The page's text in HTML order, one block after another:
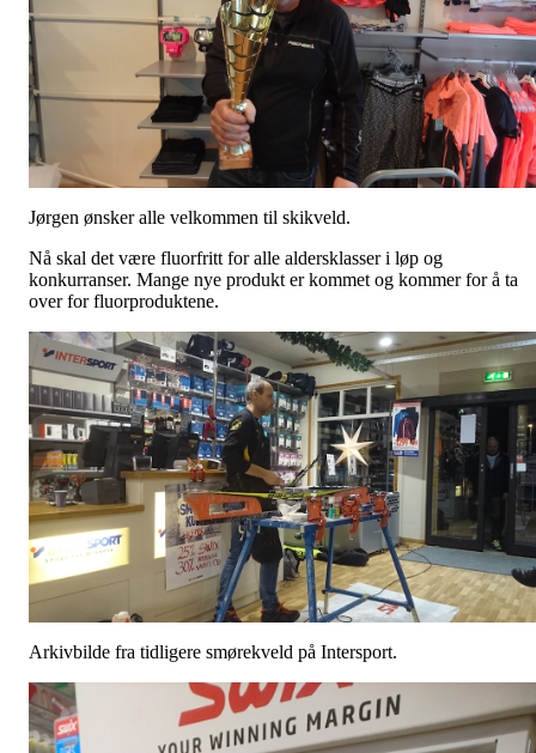
Jørgen ønsker alle velkommen til skikveld.
Nå skal det være fluorfritt for alle aldersklasser i løp og
konkurranser. Mange nye produkt er kommet og kommer for å ta
over for fluorproduktene.
Arkivbilde fra tidligere smørekveld på Intersport.